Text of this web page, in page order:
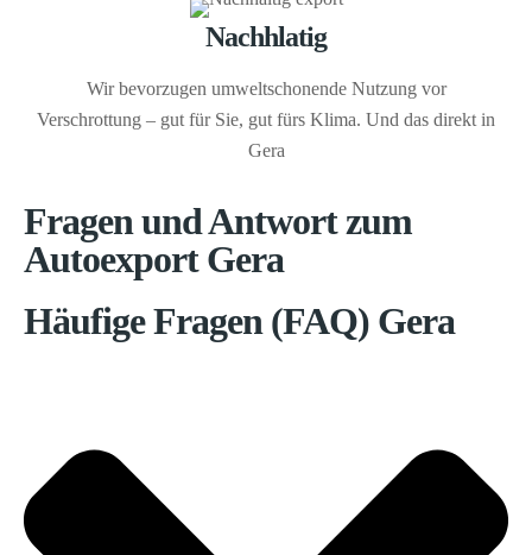
Fragen und Antwort zum
Autoexport Gera
Häufige Fragen (FAQ) Gera
Nachhlatig
Wir bevorzugen umweltschonende Nutzung vor
Verschrottung – gut für Sie, gut fürs Klima. Und das direkt in
Gera